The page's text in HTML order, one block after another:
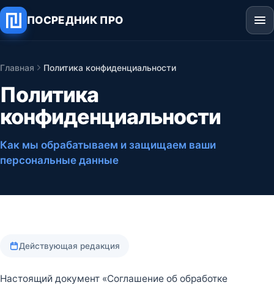
ПОСРЕДНИК ПРО
Главная Политика конфиденциальности
Политика
конфиденциальности
Как мы обрабатываем и защищаем ваши
персональные данные
Действующая редакция
Настоящий документ «Соглашение об обработке